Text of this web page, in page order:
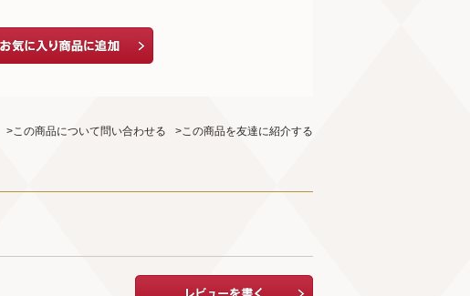
>この商品について問い合わせる >この商品を友達に紹介する